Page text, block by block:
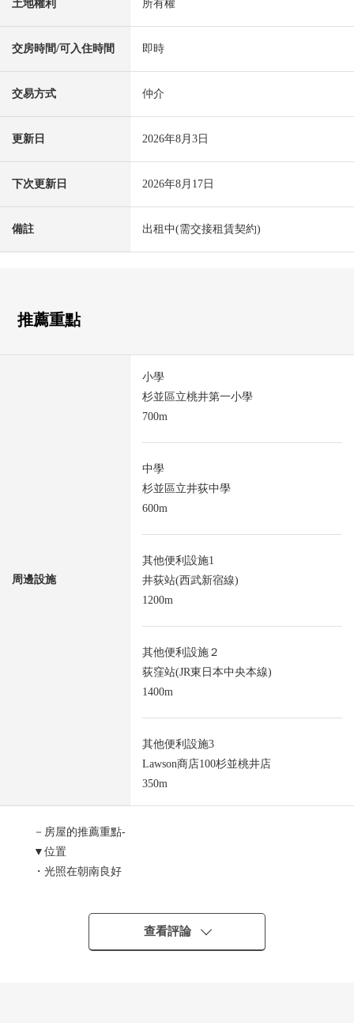
土地權利 所有權
交房時間/可入住時間 即時
交易方式 仲介
更新日 2026年8月3日
下次更新日 2026年8月17日
備註 出租中(需交接租賃契約)
推薦重點
周邊設施
小學
杉並區立桃井第一小學
700m
中學
杉並區立井荻中學
600m
其他便利設施1
井荻站(西武新宿線)
1200m
其他便利設施２
荻窪站(JR東日本中央本線)
1400m
其他便利設施3
Lawson商店100杉並桃井店
350m
－房屋的推薦重點-
▼位置
・光照在朝南良好
・JR中央線、東京地鐵線丸之內線"荻窪"車站步行18分鐘
・西武新宿線"井荻"車站步行15分鐘
查看評論